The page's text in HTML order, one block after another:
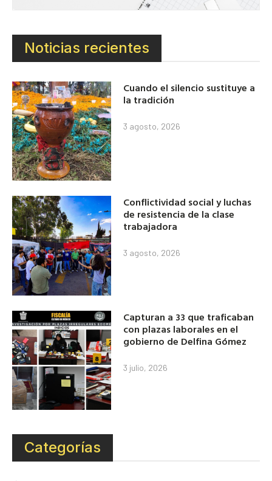
Noticias recientes
Cuando el silencio sustituye a
la tradición
3 agosto, 2026
Conflictividad social y luchas
de resistencia de la clase
trabajadora
3 agosto, 2026
Capturan a 33 que traficaban
con plazas laborales en el
gobierno de Delfina Gómez
3 julio, 2026
Categorías